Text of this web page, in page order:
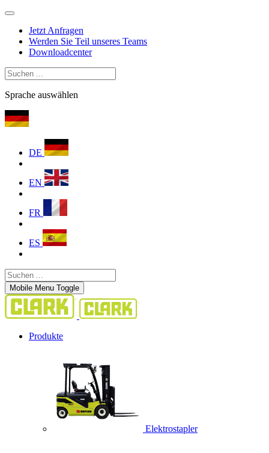
Jetzt Anfragen
Werden Sie Teil unseres Teams
Downloadcenter
Sprache auswählen
DE
EN
FR
ES
Mobile Menu Toggle
Produkte
Elektrostapler